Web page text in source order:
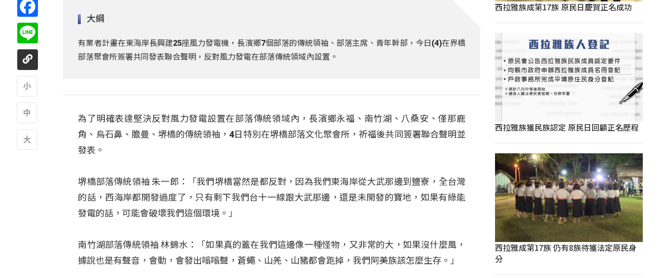
大綱
有業者計畫在東海岸長興建25座風力發電機，長濱鄉7個部落的傳統領袖、部落主席、青年幹部，今日(4)在界橋
部落聚會所簽署共同發表聯合聲明，反對風力發電在部落傳統領域內設置。
為了明確表達堅決反對風力發電設置在部落傳統領域內，長濱鄉永福、南竹湖、八桑安、僅那鹿
角、烏石鼻、膽曼、堺橋的傳統領袖，4日特別在堺橋部落文化聚會所，祈福後共同簽署聯合聲明並
發表。
堺橋部落傳統領袖 朱一郎：「我們堺橋當然是都反對，因為我們東海岸從大武那邊到鹽寮，全台灣
的話，西海岸都開發過度了，只有剩下我們台十一線跟大武那邊，還是未開發的寶地，如果有綠能
發電的話，可能會破壞我們這個環境。」
南竹湖部落傳統領袖 林錦水：「如果真的蓋在我們這邊像一種怪物，又非常的大，如果沒什麼風，
據說也是有聲音，會動，會發出嗡嗡聲，蒼蠅、山羌、山豬都會跑掉，我們阿美族該怎麼生存。」
西拉雅族成第17族 原民日慶賀正名成功
西拉雅族獲民族認定 原民日回顧正名歷程
西拉雅成第17族 仍有8族待獲法定原民身
分